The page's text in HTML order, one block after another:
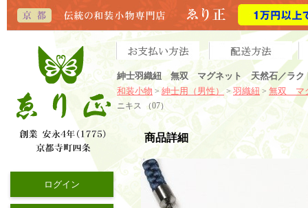
紳士羽織紐 無双 マグネット 天然石／ラク
和装小物 > 紳士用（男性） >羽織紐 > 無双 マ
ニキス （07）
ログイン
商品詳細